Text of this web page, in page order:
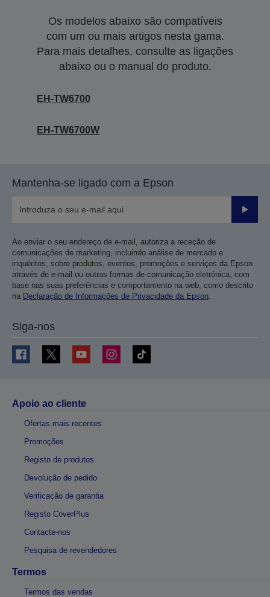
Os modelos abaixo são compatíveis
com um ou mais artigos nesta gama.
Para mais detalhes, consulte as ligações
abaixo ou o manual do produto.
EH-TW6700
EH-TW6700W
Mantenha-se ligado com a Epson
Enviar
Ao enviar o seu endereço de e-mail, autoriza a receção de
comunicações de marketing, incluindo análise de mercado e
inquéritos, sobre produtos, eventos, promoções e serviços da Epson
através de e-mail ou outras formas de comunicação eletrónica, com
base nas suas preferências e comportamento na web, como descrito
na Declaração de Informações de Privacidade da Epson.
Siga-nos
Apoio ao cliente
Ofertas mais recentes
Promoções
Registo de produtos
Devolução de pedido
Verificação de garantia
Registo CoverPlus
Contacte-nos
Pesquisa de revendedores
Termos
Termos das vendas